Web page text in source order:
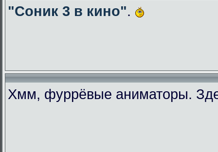
"Соник 3 в кино".
Хмм, фуррёвые аниматоры.